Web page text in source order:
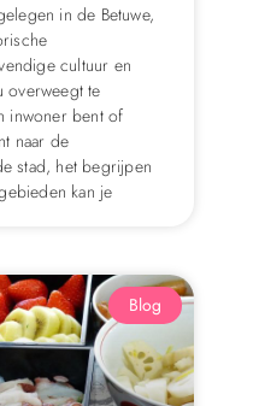
in de Betuwe,
cultuur en
overweegt te
inwoner bent of
naar de
stad, het begrijpen
kan je
Blog